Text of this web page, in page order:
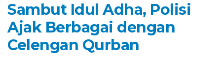
Sambut Idul Adha, Polisi
Ajak Berbagai dengan
Celengan Qurban